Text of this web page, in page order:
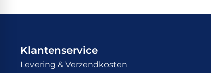
Klantenservice
Levering & Verzendkosten